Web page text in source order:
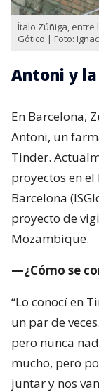
Ítalo Zúñiga, entre
Gótico | Foto:
Antoni y
En Barcelona,
Antoni, un
Tinder.
proyectos en
Barcelona
proyecto de
Mozambique.
—¿Cómo se
“Lo conocí en
un par de
pero nunca
mucho, pero
juntar y nos